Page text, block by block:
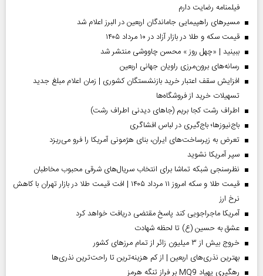
فیلمنامه رضایت دارم
مسیر‌های راهپیمایی جاماندگان اربعین در البرز اعلام شد
قیمت سکه و طلا در بازار آزاد در ۱۰ مرداد ۱۴۰۵
ببینید | «چهل روز » محسن چاووشی منتشر شد
رسانه‌های برون‌مرزی راویان جهانی اربعین
افزایش سقف اعتبار خرید بازنشستگان کشوری | زمان اعلام مبلغ جدید
تسهیلات خرید از فروشگاه‌ها
اطراف رشت کجا بریم (جاهای دیدنی اطراف رشت)
باج‌نیوزها؛ باج‌گیری در لباس افشاگری
تعرض به زیرساخت‌های ایران، بنای هژمونی آمریکا را فرو می‌ریزد
سپر آمریکا نشوید
نظرسنجی شبکه تماشا برای انتخاب سریال‌های شرقی محبوب مخاطبان
قیمت طلا و سکه امروز ۱۱ مرداد ۱۴۰۵ | افت قیمت طلا در بازار تهران با کاهش
نرخ ارز
آمریکا ماجراجویی کند پاسخ مقتضی دریافت خواهد کرد
عشق به حسین (ع) تا لحظه شهادت
خروج بیش از ۳ میلیون زائر از تمام مرز‌های کشور
بهترین نذری‌های اربعین | از کم هزینه‌ترین تا راحت‌ترین نذری‌ها
رهگیری پهپاد MQ9 بر فراز تنگه هرمز